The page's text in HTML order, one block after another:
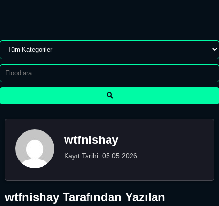
wtfnishay
Kayıt Tarihi: 05.05.2026
wtfnishay Tarafından Yazılan